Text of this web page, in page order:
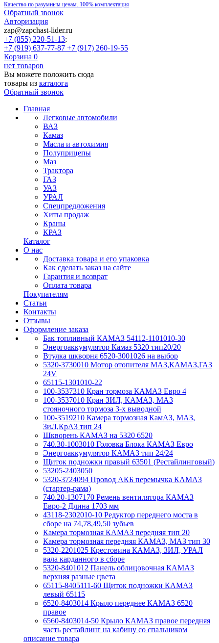
Качество по разумным ценам. 100% комплектация
Обратный звонок
Авторизация
zap@zapchast-lider.ru
+7 (855) 220-51-13;
+7 (919) 637-77-87 +7 (917) 260-19-55
Корзина 0
нет товаров
Вы можете положить сюда
товары из каталога
Обратный звонок
Главная
Легковые автомобили
ВАЗ
Камаз
Масла и автохимия
Полуприцепы
Маз
Трактора
ГАЗ
УАЗ
УРАЛ
Спецпредложения
Хиты продаж
Краны
КРАЗ
Каталог
О нас
Доставка товара и его упаковка
Как сделать заказ на сайте
Гарантия и возврат
Оплата товара
Покупателям
Статьи
Контакты
Отзывы
Оформление заказа
Бак топливный КАМАЗ 54112-1101010-30
Энергоаккумулятор Камаз 5320 тип20/20
Втулка шкворня 6520-3001026 на выбор
5320-3730010 Мотор отопителя МАЗ,КАМАЗ,ГАЗ
24V
65115-1301010-22
100-3537310 Кран тормоза КАМАЗ Евро 4
100-3537010 Кран ЗИЛ, КАМАЗ, МАЗ
стояночного тормоза 3-х выводной
100-3519210 Камера тормозная КамАЗ, МАЗ,
ЗиЛ,КрАЗ тип 24
Шкворень КАМАЗ на 5320 6520
740.30-1003010 Головка Блока КАМАЗ Евро
Энергоаккумулятор КАМАЗ тип 24/24
Щиток подножки правый 63501 (Рестайлинговый)
53205-2403050
5320-3724094 Провод АКБ перемычка КАМАЗ
(стартер-рама)
740.20-1307170 Ремень вентилятора КАМАЗ
Евро-2 Длина 1703 мм
43118-2302010-10 Редуктор переднего моста в
сборе на 74,78,49,50 зубьев
Камера тормозная КАМАЗ передняя тип 20
Камера тормозная передняя КАМАЗ, МАЗ тип 30
5320-2201025 Крестовина КАМАЗ, ЗИЛ, УРАЛ
вала карданного в сборе
5320-8401012 Панель облицовочная КАМАЗ
верхняя разные цвета
65115-8405111-60 Щиток подножки КАМАЗ
левый 65115
6520-8403014 Крыло переднее КАМАЗ 6520
правое
6560-8403014-50 Крыло КАМАЗ правое передняя
часть рестайлинг на кабину со спальником
описание товара